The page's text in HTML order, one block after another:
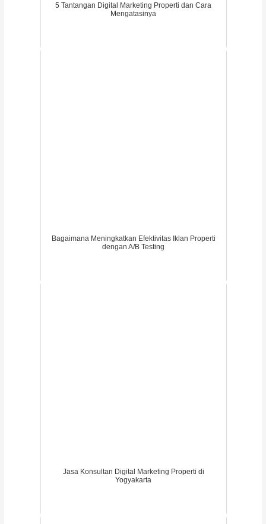
5 Tantangan Digital Marketing Properti dan Cara
Mengatasinya
Bagaimana Meningkatkan Efektivitas Iklan Properti
dengan A/B Testing
Jasa Konsultan Digital Marketing Properti di
Yogyakarta